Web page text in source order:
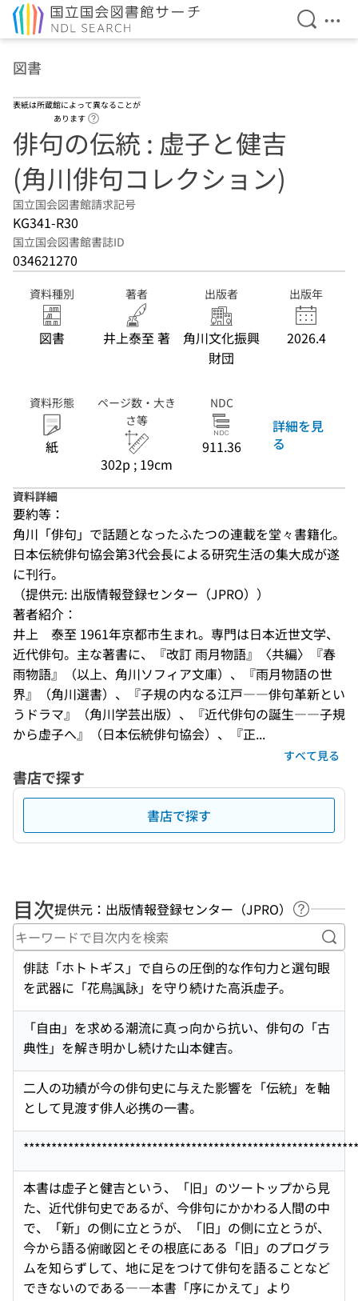
検索を
メ
図書
表紙は所蔵館によって異なることが
あります
俳句の伝統 : 虚子と健吉
(角川俳句コレクション)
国立国会図書館請求記号
KG341-R30
国立国会図書館書誌ID
034621270
資料種別
図書
著者
井上泰至 著
出版者
角川文化振興
財団
出版年
2026.4
資料形態
紙
ページ数・大き
さ等
302p ; 19cm
NDC
911.36
詳細を見
る
資料詳細
要約等：
角川「俳句」で話題となったふたつの連載を堂々書籍化。
日本伝統俳句協会第3代会長による研究生活の集大成が遂
に刊行。
（提供元: 出版情報登録センター（JPRO））
著者紹介：
井上　泰至 1961年京都市生まれ。専門は日本近世文学、
近代俳句。主な著書に、『改訂 雨月物語』〈共編〉『春
雨物語』（以上、角川ソフィア文庫）、『雨月物語の世
界』（角川選書）、『子規の内なる江戸――俳句革新とい
うドラマ』（角川学芸出版）、『近代俳句の誕生――子規
から虚子へ』（日本伝統俳句協会）、『正...
すべて見る
書店で探す
書店で探す
目次提供元：出版情報登録センター（JPRO）
ヘルプペ
キ
俳誌「ホトトギス」で自らの圧倒的な作句力と選句眼
を武器に「花鳥諷詠」を守り続けた高浜虚子。
「自由」を求める潮流に真っ向から抗い、俳句の「古
典性」を解き明かし続けた山本健吉。
二人の功績が今の俳句史に与えた影響を「伝統」を軸
として見渡す俳人必携の一書。
本書は虚子と健吉という、「旧」のツートップから見
た、近代俳句史であるが、今俳句にかかわる人間の中
で、「新」の側に立とうが、「旧」の側に立とうが、
今から語る俯瞰図とその根底にある「旧」のプログラ
ムを知らずして、地に足をつけて俳句を語ることなど
できないのである――本書「序にかえて」より